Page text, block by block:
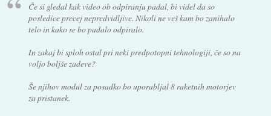
Če si gledal kak video ob odpiranju padal, bi videl da so
posledice precej nepredvidljive. Nikoli ne veš kam bo zanihalo
telo in kako se bo padalo odpiralo.
In zakaj bi sploh ostal pri neki predpotopni tehnologiji, če so na
voljo boljše zadeve?
Še njihov modul za posadko bo uporabljal 8 raketnih motorjev
za pristanek.